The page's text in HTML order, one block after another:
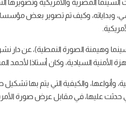
وبداياته، وكيف تم تصوير بعض
وهيمنة الصورة النمطية)، عن دار نشر
الأمنية السيادية، وكان أستاذا لأحمد
والكيفية التي يتم بها
حدثت عليها، في مقابل عرض صورة